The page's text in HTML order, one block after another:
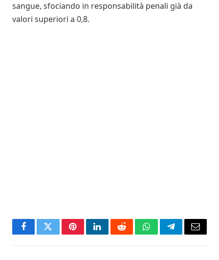
sangue, sfociando in responsabilità penali già da
valori superiori a 0,8.
FacebookTwitterPinterestLinkedInRedditWhatsAppTelegramEmail